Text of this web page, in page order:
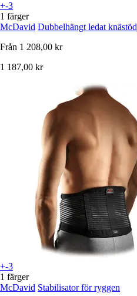
+-3
1 färger
McDavid Dubbelhängt ledat knästöd
Från 1 208,00 kr
1 187,00 kr
+-3
1 färger
McDavid Stabilisator för ryggen